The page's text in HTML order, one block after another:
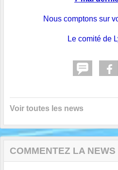
Nous comptons sur
Le comité de
Voir toutes les news
COMMENTEZ LA NEWS